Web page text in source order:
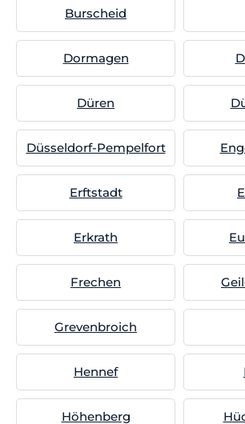
Burscheid
Dormagen
Düren
Düsseldorf-Pempelfort
Erftstadt
Erkrath
Frechen
Grevenbroich
Hennef
Höhenberg